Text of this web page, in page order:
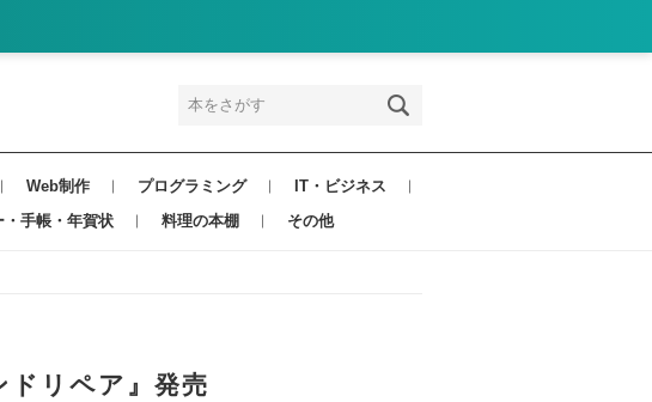
Web制作 プログラミング
IT・ビジネス
・手帳・年賀状 料理の本棚 その他
リペア』発売